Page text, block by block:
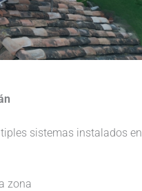
sistemas instalados en
zona